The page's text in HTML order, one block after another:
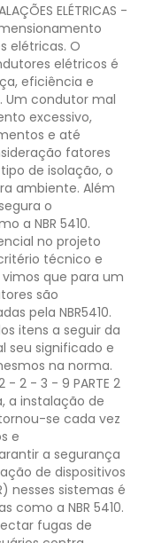
ELÉTRICAS -
elétricas. O
elétricos é
eficiência e
Um condutor mal
excessivo,
e até
fatores
de isolação, o
ambiente. Além
o
a NBR 5410.
no projeto
técnico e
vimos que para um
são
pela NBR5410.
itens a seguir da
seu significado e
na norma.
- 2 - 3 - 9 PARTE 2
a instalação de
se cada vez
e
a segurança
de dispositivos
nesses sistemas é
como a NBR 5410.
fugas de